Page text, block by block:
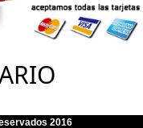
2016